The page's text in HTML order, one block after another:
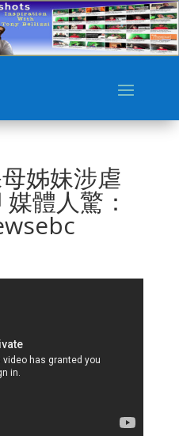
姊妹涉虐
體人驚：